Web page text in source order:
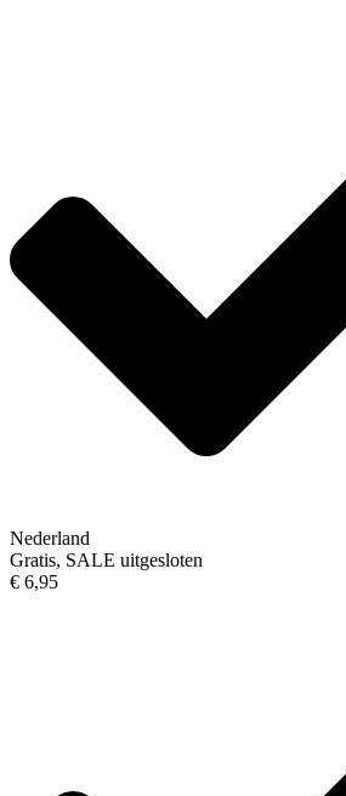
Nederland
Gratis, SALE uitgesloten
€ 6,95